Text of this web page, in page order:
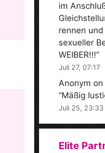
im
rennen
sexueller
WEIBER!!!”
Juli 27, 07:17
Anonym on
“Mäßig
Juli 25, 23:33
Elite